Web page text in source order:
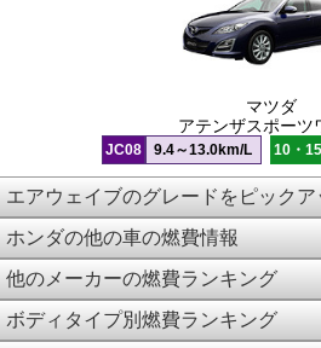
マツダ
アテンザスポーツ
JC08 9.4～13.0km/L 10・15
エアウェイブのグレードをピックア
ホンダの他の車の燃費情報
他のメーカーの燃費ランキング
ボディタイプ別燃費ランキング